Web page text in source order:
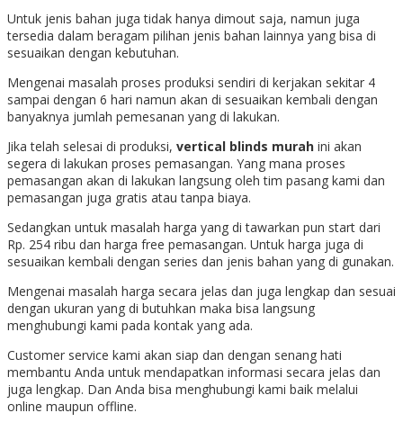
Untuk jenis bahan juga tidak hanya dimout saja, namun juga
tersedia dalam beragam pilihan jenis bahan lainnya yang bisa di
sesuaikan dengan kebutuhan.
Mengenai masalah proses produksi sendiri di kerjakan sekitar 4
sampai dengan 6 hari namun akan di sesuaikan kembali dengan
banyaknya jumlah pemesanan yang di lakukan.
Jika telah selesai di produksi, vertical blinds murah ini akan
segera di lakukan proses pemasangan. Yang mana proses
pemasangan akan di lakukan langsung oleh tim pasang kami dan
pemasangan juga gratis atau tanpa biaya.
Sedangkan untuk masalah harga yang di tawarkan pun start dari
Rp. 254 ribu dan harga free pemasangan. Untuk harga juga di
sesuaikan kembali dengan series dan jenis bahan yang di gunakan.
Mengenai masalah harga secara jelas dan juga lengkap dan sesuai
dengan ukuran yang di butuhkan maka bisa langsung
menghubungi kami pada kontak yang ada.
Customer service kami akan siap dan dengan senang hati
membantu Anda untuk mendapatkan informasi secara jelas dan
juga lengkap. Dan Anda bisa menghubungi kami baik melalui
online maupun offline.